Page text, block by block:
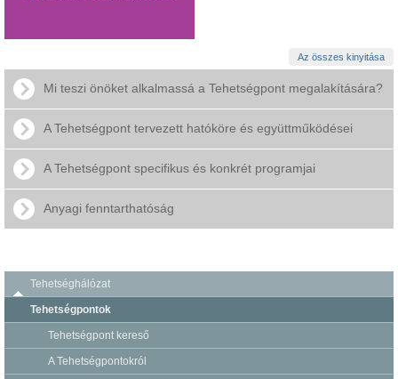
Az összes kinyitása
Mi teszi önöket alkalmassá a Tehetségpont megalakítására?
A Tehetségpont tervezett hatóköre és együttműködései
A Tehetségpont specifikus és konkrét programjai
Anyagi fenntarthatóság
Tehetséghálózat
Tehetségpontok
Tehetségpont kereső
A Tehetségpontokról